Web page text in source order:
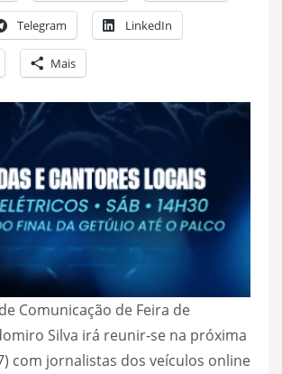
Telegram LinkedIn
Mais
Comunicação de Feira de
Silva irá reunir-se na próxima
com jornalistas dos veículos online